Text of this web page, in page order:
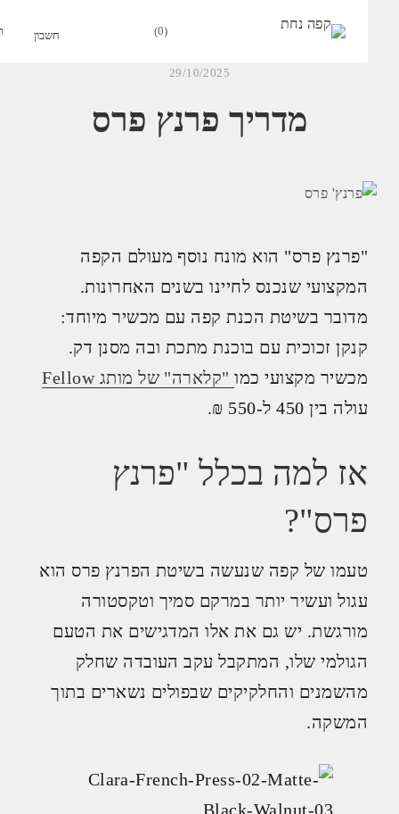
29/10/2025
מדריך פרנץ פרס
"פרנץ פרס" הוא מונח נוסף מעולם הקפה
המקצועי שנכנס לחיינו בשנים האחרונות.
מדובר בשיטת הכנת קפה עם מכשיר מיוחד:
קנקן זכוכית עם בוכנת מתכת ובה מסנן דק.
מכשיר מקצועי כמו "קלארה" של מותג Fellow
עולה בין 450 ל-550 ₪.
אז למה בכלל "פרנץ
פרס"?
טעמו של קפה שנעשה בשיטת הפרנץ פרס הוא
עגול ועשיר יותר במרקם סמיך וטקסטורה
מורגשת. יש גם את אלו המדגישים את הטעם
הגולמי שלו, המתקבל עקב העובדה שחלק
מהשמנים והחלקיקים שבפולים נשארים בתוך
המשקה.